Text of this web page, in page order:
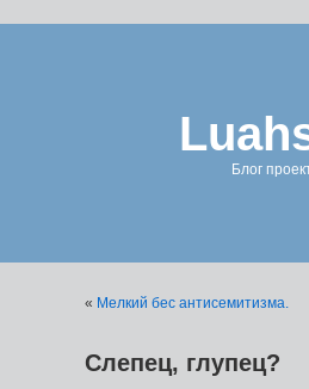
Блог
« Мелкий бес антисемитизма.
Слепец, глупец?